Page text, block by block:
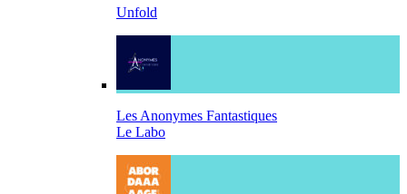
Unfold
Les Anonymes Fantastiques
Le Labo